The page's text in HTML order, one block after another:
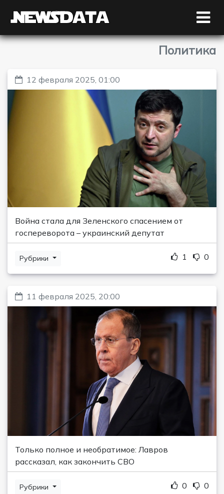
Политика
12 февраля 2025, 01:00
Война стала для Зеленского спасением от
госпереворота – украинский депутат
Рубрики 1 0
11 февраля 2025, 20:00
Только полное и необратимое: Лавров
рассказал, как закончить СВО
Рубрики 0 0